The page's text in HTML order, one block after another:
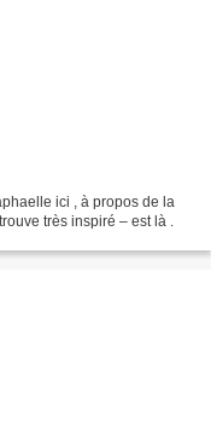
ici , à propos de la
très inspiré – est là .